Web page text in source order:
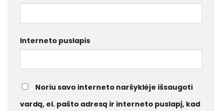
Interneto puslapis
Noriu savo interneto naršyklėje išsaugoti
vardą, el. pašto adresą ir interneto puslapį, kad